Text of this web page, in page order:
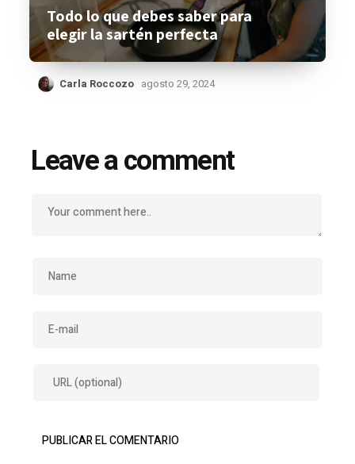
Todo lo que debes saber para
elegir la sartén perfecta
Carla Roccozo agosto 29, 2024
Leave a comment